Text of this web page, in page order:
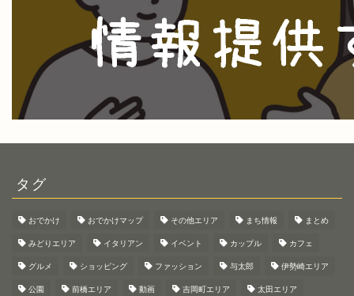
タグ
おでかけ おでかけマップ その他エリア まち情報 まとめ
みどりエリア イタリアン イベント カップル カフェ
グルメ ショッピング ファッション 与太郎 伊勢崎エリア
公園 前橋エリア 動画 吉岡町エリア 太田エリア